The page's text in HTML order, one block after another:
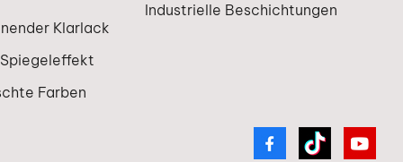
Industrielle Beschichtungen
Klarlack
Farben